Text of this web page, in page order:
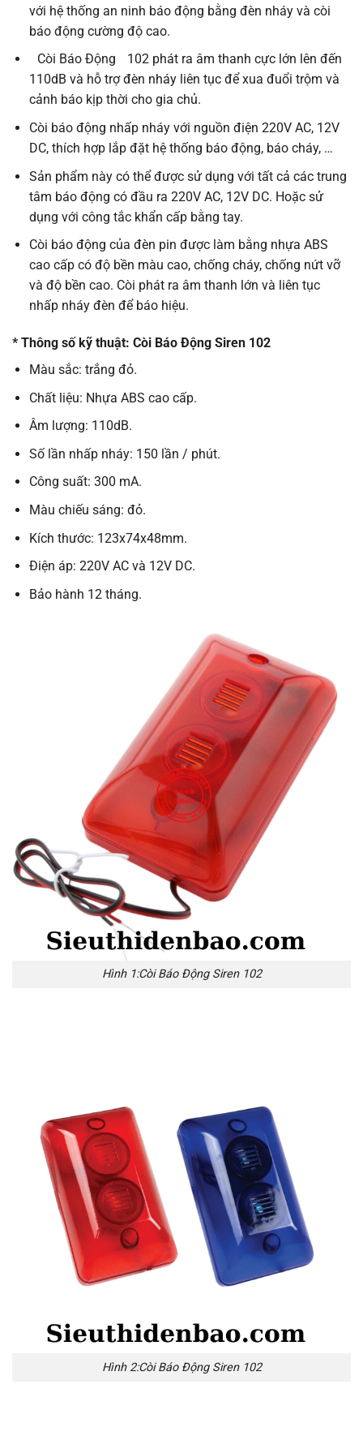
với hệ thống an ninh báo động bằng đèn nháy và còi
báo động cường độ cao.
Còi Báo Động
102 phát ra âm thanh cực lớn lên đến
110dB và hỗ trợ đèn nháy liên tục để xua đuổi trộm và
cảnh báo kịp thời cho gia chủ.
Còi báo động nhấp nháy với nguồn điện 220V AC, 12V
DC, thích hợp lắp đặt hệ thống báo động, báo cháy, …
Sản phẩm này có thể được sử dụng với tất cả các trung
tâm báo động có đầu ra 220V AC, 12V DC. Hoặc sử
dụng với công tắc khẩn cấp bằng tay.
Còi báo động của đèn pin được làm bằng nhựa ABS
cao cấp có độ bền màu cao, chống cháy, chống nứt vỡ
và độ bền cao. Còi phát ra âm thanh lớn và liên tục
nhấp nháy đèn để báo hiệu.
* Thông số kỹ thuật: Còi Báo Động Siren 102
Màu sắc: trắng đỏ.
Chất liệu: Nhựa ABS cao cấp.
Âm lượng: 110dB.
Số lần nhấp nháy: 150 lần / phút.
Công suất: 300 mA.
Màu chiếu sáng: đỏ.
Kích thước: 123x74x48mm.
Điện áp: 220V AC và 12V DC.
Bảo hành 12 tháng.
Hình 1:Còi Báo Động Siren 102
Hình 2:Còi Báo Động Siren 102